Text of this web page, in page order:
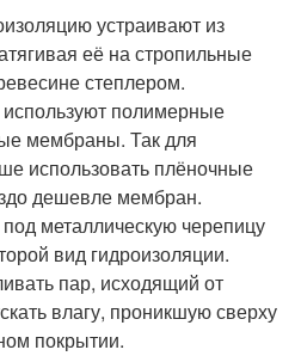
устраивают из
её на стропильные
степлером.
полимерные
мембраны. Так для
использовать плёночные
дешевле мембран.
металлическую черепицу
вид гидроизоляции.
пар, исходящий от
влагу, проникшую сверху
покрытии.